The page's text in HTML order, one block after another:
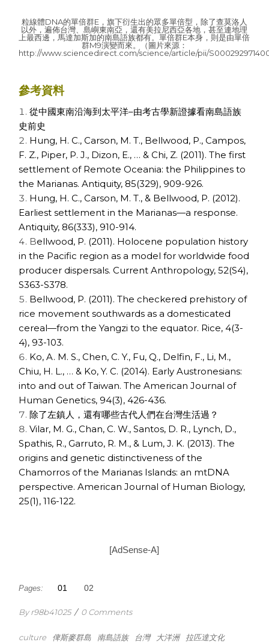
粒線體DNA的單倍群E，旗下衍生出的眾多單倍型，除了查莫洛人
以外，遍佈台灣、島嶼東南亞，還有美拉尼西亞各地，甚至連地理
上最西邊，馬達加斯加的南島語族都有。單倍群E本身，則是由單倍
群M9演變而來。（圖片來源：
http://www.sciencedirect.com/science/article/pii/
參考資料
從中國東南沿海到太平洋–由考古學新證據看南島語族
史前史
Hung, H. C., Carson, M. T., Bellwood, P., Campos,
F. Z., Piper, P. J., Dizon, E., … & Chi, Z. (2011). The first
settlement of Remote Oceania: the Philippines to
the Marianas. Antiquity, 85(329), 909-926.
Hung, H. C., Carson, M. T., & Bellwood, P. (2012).
Earliest settlement in the Marianas—a response.
Antiquity, 86(333), 910-914.
Bellwood, P. (2011). Holocene population history
in the Pacific region as a model for worldwide food
producer dispersals. Current Anthropology, 52(S4),
S363-S378.
Bellwood, P. (2011). The checkered prehistory of
rice movement southwards as a domesticated
cereal—from the Yangzi to the equator. Rice, 4(3-
4), 93-103.
Ko, A. M. S., Chen, C. Y., Fu, Q., Delfin, F., Li, M.,
Chiu, H. L., … & Ko, Y. C. (2014). Early Austronesians:
into and out of Taiwan. The American Journal of
Human Genetics, 94(3), 426-436.
除了左鎮人，還有哪些古代人們在台灣生活過？
Vilar, M. G., Chan, C. W., Santos, D. R., Lynch, D.,
Spathis, R., Garruto, R. M., & Lum, J. K. (2013). The
origins and genetic distinctiveness of the
Chamorros of the Marianas Islands: an mtDNA
perspective. American Journal of Human Biology,
25(1), 116-122.
[AdSense-A]
Pages: 1 2
By r98b41025 / 0 Comments
culture 俾斯麥群島 南島語族 台灣 大洋洲 拉匹達文化